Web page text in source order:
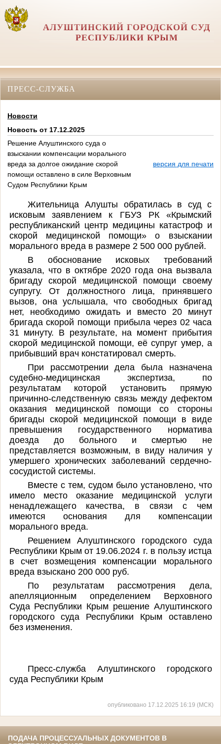
АЛУШТИНСКИЙ ГОРОДСКОЙ СУД
РЕСПУБЛИКИ КРЫМ
ПРЕСС-СЛУЖБА
Новости
Новость от 17.12.2025
Решение Алуштинского суда о
взыскании компенсации морального
вреда за долгое ожидание скорой
помощи оставлено в силе Верховным
Судом Республики Крым
версия для печати
Жительница Алушты обратилась в суд с
исковым заявлением к ГБУЗ РК «Крымский
республиканский центр медицины катастроф и
скорой медицинской помощи» о взыскании
морального вреда в размере 2 500 000 рублей.
В обоснование исковых требований
указала, что в октябре 2020 года она вызвала
бригаду скорой медицинской помощи своему
супругу. От должностного лица, принявшего
вызов, она услышала, что свободных бригад
нет, необходимо ожидать и вместо 20 минут
бригада скорой помощи прибыла через 02 часа
31 минуту. В результате, на момент прибытия
скорой медицинской помощи, её супруг умер, а
прибывший врач констатировал смерть.
При рассмотрении дела была назначена
судебно-медицинская экспертиза, по
результатам которой установить прямую
причинно-следственную связь между дефектом
оказания медицинской помощи со стороны
бригады скорой медицинской помощи в виде
превышения государственного норматива
доезда до больного и смертью не
представляется возможным, в виду наличия у
умершего хронических заболеваний сердечно-
сосудистой системы.
Вместе с тем, судом было установлено, что
имело место оказание медицинской услуги
ненадлежащего качества, в связи с чем
имеются основания для компенсации
морального вреда.
Решением Алуштинского городского суда
Республики Крым от 19.06.2024 г. в пользу истца
в счет возмещения компенсации морального
вреда взыскано 200 000 руб.
По результатам рассмотрения дела,
апелляционным определением Верховного
Суда Республики Крым решение Алуштинского
городского суда Республики Крым оставлено
без изменения.
Пресс-служба Алуштинского городского
суда Республики Крым
опубликовано 17.12.2025 16:19 (МСК)
ПОДАЧА ПРОЦЕССУАЛЬНЫХ ДОКУМЕНТОВ В